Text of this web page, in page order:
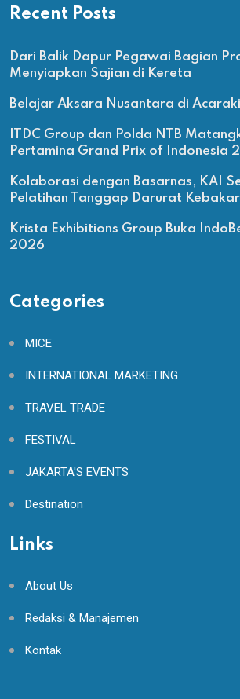
Recent Posts
Dari Balik Dapur Pegawai Bagian
Menyiapkan Sajian di Kereta
Belajar Aksara Nusantara di Acaraki
ITDC Group dan Polda NTB
Pertamina Grand Prix of Indonesia
Kolaborasi dengan Basarnas, KAI
Pelatihan Tanggap Darurat
Krista Exhibitions Group Buka
2026
Categories
MICE
INTERNATIONAL MARKETING
TRAVEL TRADE
FESTIVAL
JAKARTA'S EVENTS
Destination
Links
About Us
Redaksi & Manajemen
Kontak